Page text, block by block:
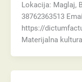
Lokacija: Maglaj,
38762363513
https://
Materijalna